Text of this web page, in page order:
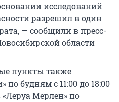
исследований
разрешил в один
— сообщили в пресс-
области
пункты также
будням с 11:00 до 18:00
Мерлен» по